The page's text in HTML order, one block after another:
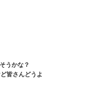
うかな？
皆さんどうよ